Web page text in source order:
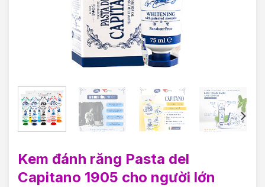
Kem đánh răng Pasta del
Capitano 1905 cho người lớn